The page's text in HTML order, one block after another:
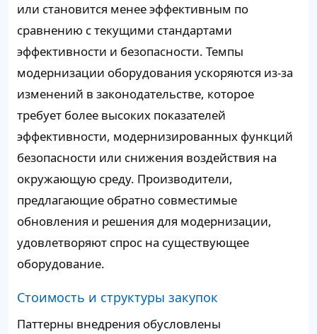
или становится менее эффективным по
сравнению с текущими стандартами
эффективности и безопасности. Темпы
модернизации оборудования ускоряются из-за
изменений в законодательстве, которое
требует более высоких показателей
эффективности, модернизированных функций
безопасности или снижения воздействия на
окружающую среду. Производители,
предлагающие обратно совместимые
обновления и решения для модернизации,
удовлетворяют спрос на существующее
оборудование.
Стоимость и структуры закупок
Паттерны внедрения обусловлены